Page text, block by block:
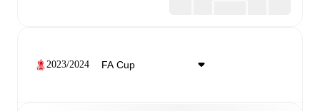
2023/2024